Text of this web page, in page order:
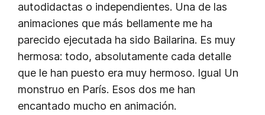
autodidactas o independientes. Una de las
animaciones que más bellamente me ha
parecido ejecutada ha sido Bailarina. Es muy
hermosa: todo, absolutamente cada detalle
que le han puesto era muy hermoso. Igual Un
monstruo en París. Esos dos me han
encantado mucho en animación.